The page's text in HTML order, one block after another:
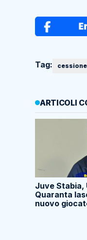
Tag: cessione
ARTICOLI
Juve Stabia,
Quaranta
nuovo